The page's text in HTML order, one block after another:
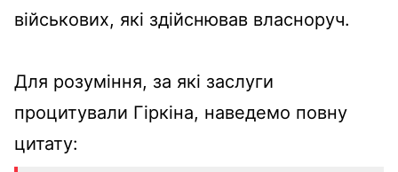
військових, які здійснював власноруч.
Для розуміння, за які заслуги
процитували Гіркіна, наведемо повну
цитату: